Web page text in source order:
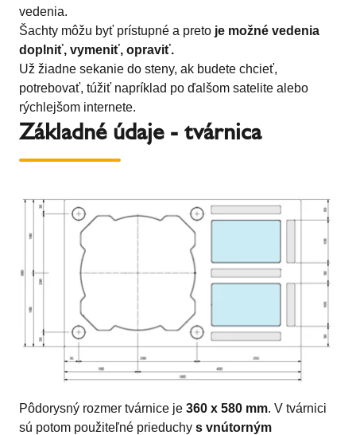
vedenia.
Šachty môžu byť prístupné a preto je možné vedenia
doplniť, vymeniť, opraviť.
Už žiadne sekanie do steny, ak budete chcieť,
potrebovať, túžiť napríklad po ďalšom satelite alebo
rýchlejšom internete.
Základné údaje - tvárnica
Pôdorysný rozmer tvárnice je 360 x 580 mm. V tvárnici
sú potom použiteľné prieduchy s vnútorným